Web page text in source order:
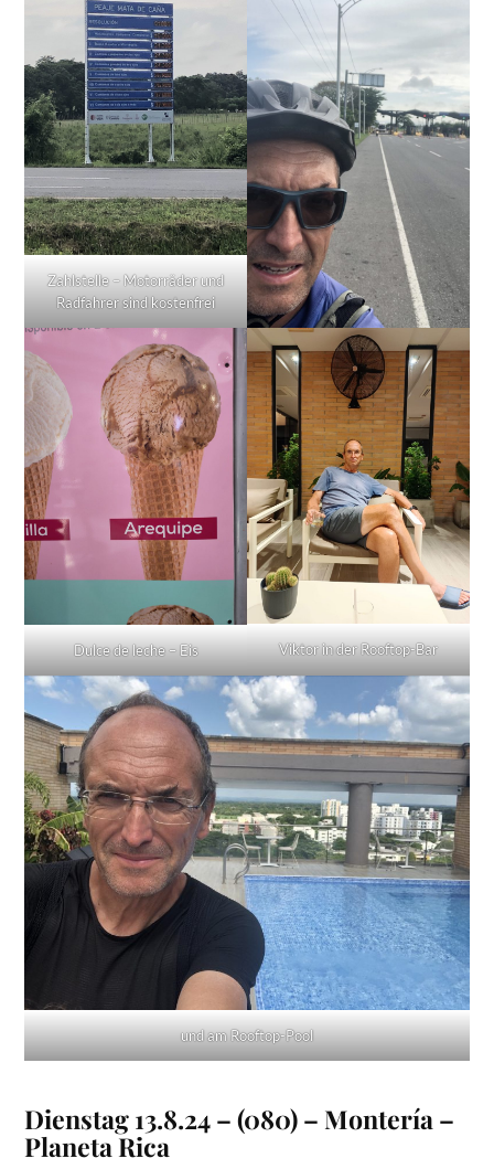
Zahlstelle – Motorräder und
Radfahrer sind kostenfrei
Dulce de leche – Eis Viktor in der Rooftop-Bar
und am Rooftop-Pool
Dienstag 13.8.24 – (080) – Montería –
Planeta Rica